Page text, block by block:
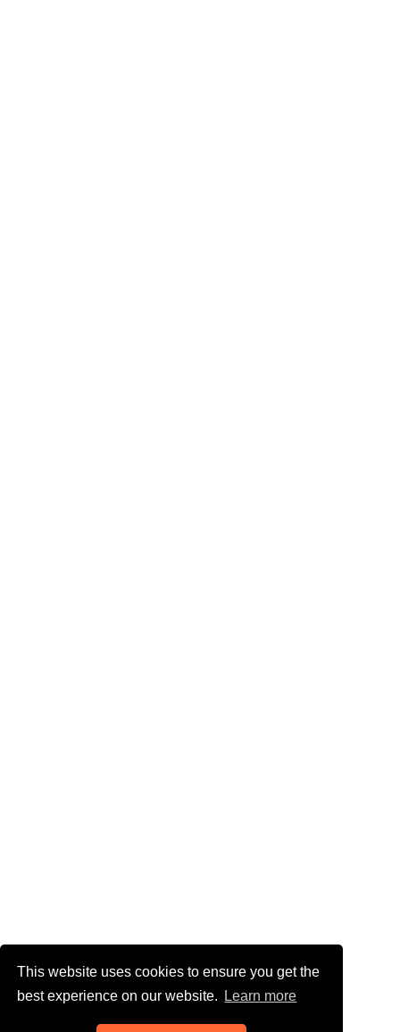
This website uses cookies to ensure you get the
best experience on our website.
Learn more